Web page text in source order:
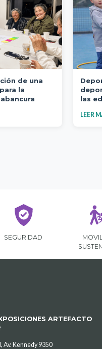
de una
la
las
LEER
PARTICIPACIÓN
ARTEFACTO
Av. Kennedy 9350